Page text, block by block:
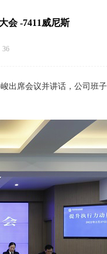
会 -7411威尼斯
36
席会议并讲话，公司班